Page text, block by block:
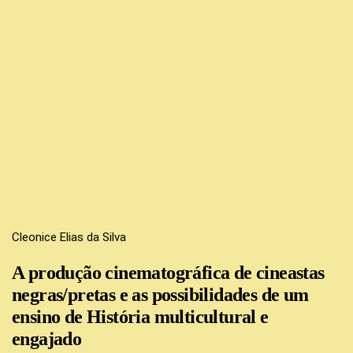
Cleonice Elias da Silva
A produção cinematográfica de cineastas
negras/pretas e as possibilidades de um
ensino de História multicultural e
engajado